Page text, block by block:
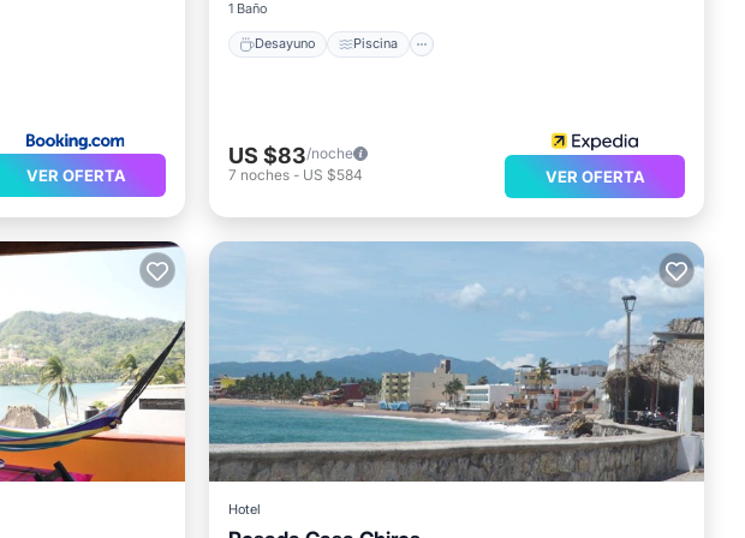
VER OFERTA
1 Baño
Desayuno Piscina
US $83/noche
7 noches - US $584 VER OFERTA
Hotel